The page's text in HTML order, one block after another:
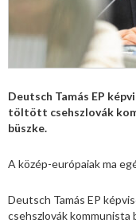
Deutsch Tamás EP
töltött csehszlovák
büszke.
A közép-európaiak ma
Deutsch Tamás EP
csehszlovák kommunista